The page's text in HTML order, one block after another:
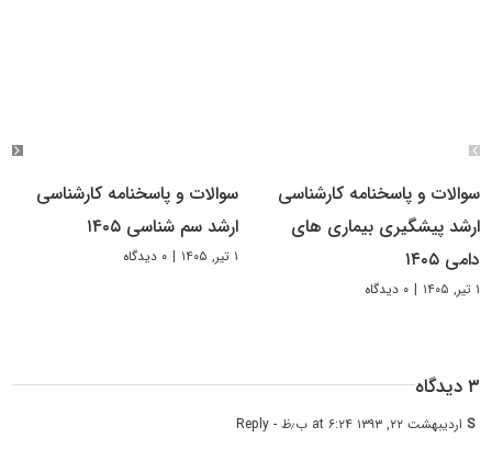
سوالات و پاسخنامه کارشناسی
ارشد پیشگیری بیماری های
دامی ۱۴۰۵
۱ تیر, ۱۴۰۵ | ۰ دیدگاه
سوالات و پاسخنامه کارشناسی
ارشد سم شناسی ۱۴۰۵
۱ تیر, ۱۴۰۵ | ۰ دیدگاه
۳ دیدگاه
S اردیبهشت ۲۲, ۱۳۹۳ at ۶:۲۴ ب٫ظ - Reply